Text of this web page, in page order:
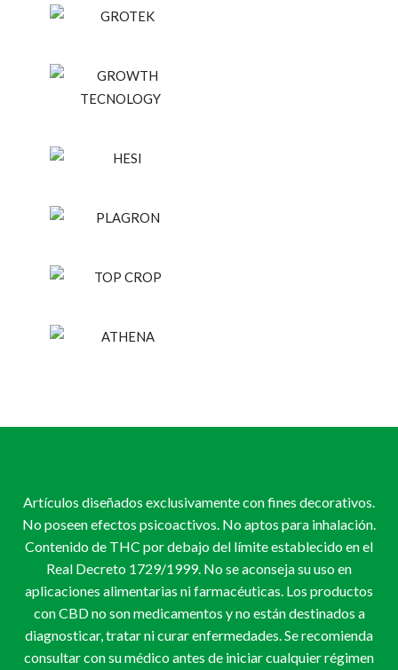
Artículos diseñados exclusivamente con fines decorativos.
No poseen efectos psicoactivos. No aptos para inhalación.
Contenido de THC por debajo del límite establecido en el
Real Decreto 1729/1999. No se aconseja su uso en
aplicaciones alimentarias ni farmacéuticas. Los productos
con CBD no son medicamentos y no están destinados a
diagnosticar, tratar ni curar enfermedades. Se recomienda
consultar con su médico antes de iniciar cualquier régimen